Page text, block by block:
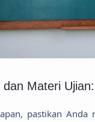
Materi Ujian:
pastikan